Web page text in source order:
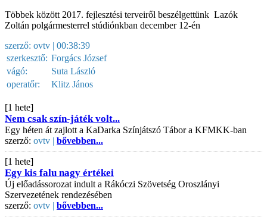
Többek között 2017. fejlesztési terveiről beszélgettünk Lazók
Zoltán polgármesterrel stúdiónkban december 12-én
szerző: ovtv | 00:38:39
szerkesztő: Forgács József
vágó:
Suta László
operatőr:
Klitz János
[1 hete]
Nem csak szín-játék volt...
Egy héten át zajlott a KaDarka Színjátszó Tábor a KFMKK-ban
szerző: ovtv | bővebben...
[1 hete]
Egy kis falu nagy értékei
Új előadássorozat indult a Rákóczi Szövetség Oroszlányi
Szervezetének rendezésében
szerző: ovtv | bővebben...